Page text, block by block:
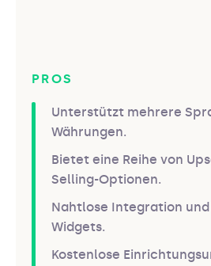
PROS
Unterstützt mehrere
Währungen.
Bietet eine Reihe von
Selling-Optionen.
Nahtlose Integration
Widgets.
Kostenlose